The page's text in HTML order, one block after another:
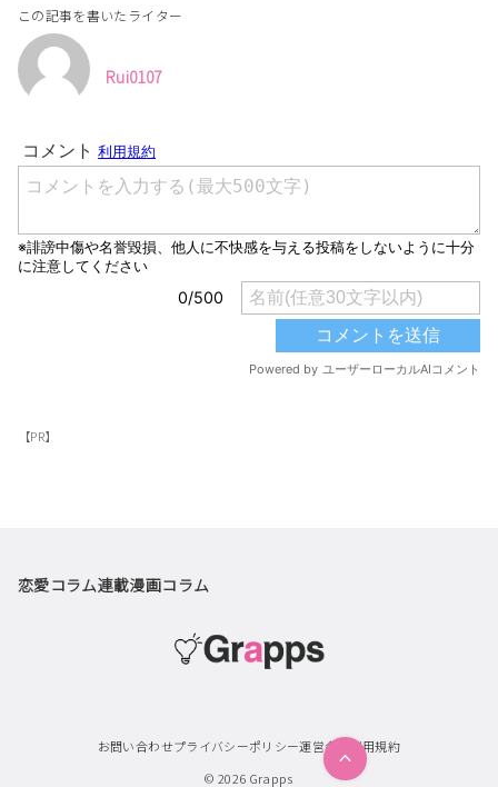
この記事を書いたライター
Rui0107
【PR】
恋愛コラム連載漫画コラム
お問い合わせプライバシーポリシー運営会社
利用規約
© 2026 Grapps